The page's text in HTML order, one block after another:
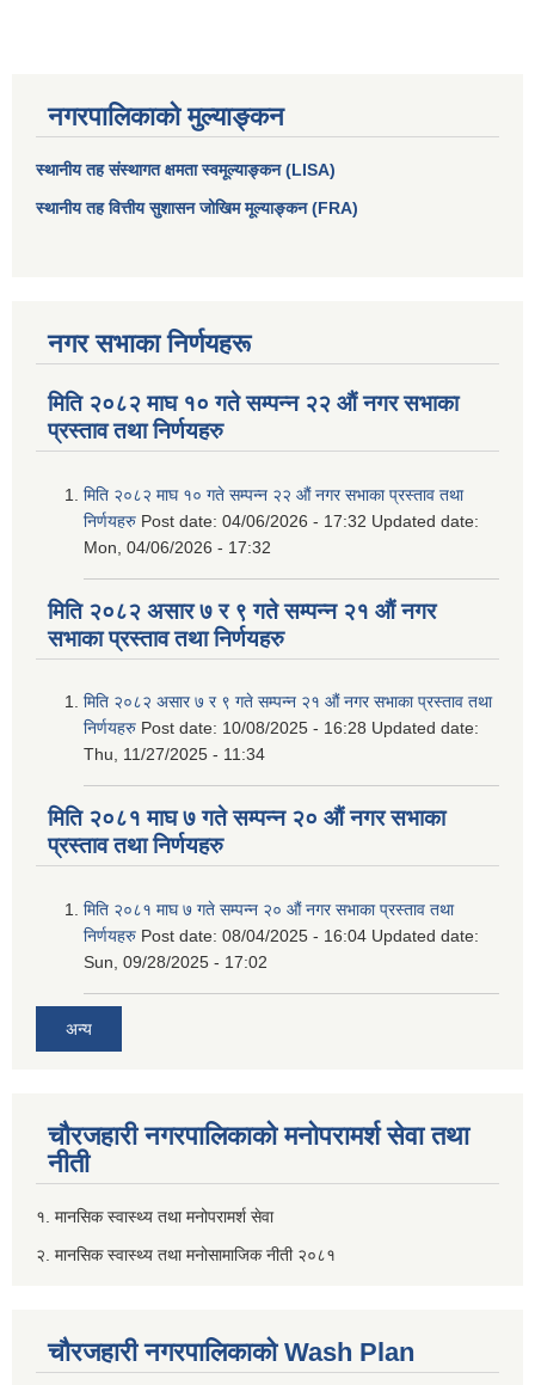
नगरपालिकाको मुल्याङ्कन
स्थानीय तह संस्थागत क्षमता स्वमूल्याङ्कन (LISA)
स्थानीय तह वित्तीय सुशासन जोखिम मूल्याङ्कन (FRA)
नगर सभाका निर्णयहरू
मिति २०८२ माघ १० गते सम्पन्न २२ औं नगर सभाका
प्रस्ताव तथा निर्णयहरु
मिति २०८२ माघ १० गते सम्पन्न २२ औं नगर सभाका प्रस्ताव तथा
निर्णयहरु Post date: 04/06/2026 - 17:32 Updated date:
Mon, 04/06/2026 - 17:32
मिति २०८२ असार ७ र ९ गते सम्पन्न २१ औं नगर
सभाका प्रस्ताव तथा निर्णयहरु
मिति २०८२ असार ७ र ९ गते सम्पन्न २१ औं नगर सभाका प्रस्ताव तथा
निर्णयहरु Post date: 10/08/2025 - 16:28 Updated date:
Thu, 11/27/2025 - 11:34
मिति २०८१ माघ ७ गते सम्पन्न २० औं नगर सभाका
प्रस्ताव तथा निर्णयहरु
मिति २०८१ माघ ७ गते सम्पन्न २० औं नगर सभाका प्रस्ताव तथा
निर्णयहरु Post date: 08/04/2025 - 16:04 Updated date:
Sun, 09/28/2025 - 17:02
अन्य
चौरजहारी नगरपालिकाको मनोपरामर्श सेवा तथा
नीती
१. मानसिक स्वास्थ्य तथा मनोपरामर्श सेवा
२. मानसिक स्वास्थ्य तथा मनोसामाजिक नीती २०८१
चौरजहारी नगरपालिकाको Wash Plan